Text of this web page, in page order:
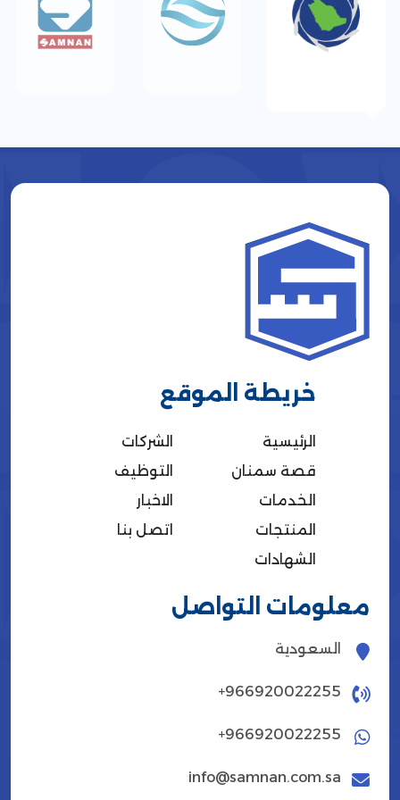
خريطة الموقع
اﻟﺮﺋﻴﺴﻴﺔ
الشركات
قصة سمنان
التوظيف
الخدمات
الاخبار
المنتجات
اتصل بنا
الشهادات
معلومات التواصل
السعودية
+966920022255
+966920022255
info@samnan.com.sa